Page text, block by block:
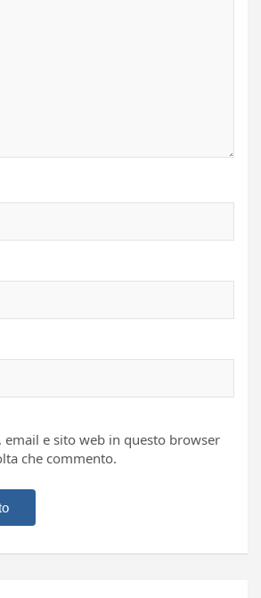
email e sito web in questo browser
che commento.